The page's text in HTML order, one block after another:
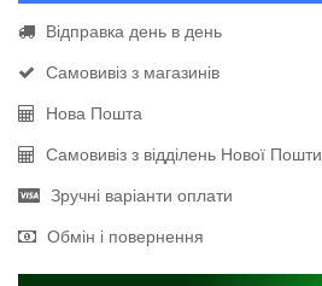
Відправка день в день
Самовивіз з магазинів
Нова Пошта
Самовивіз з відділень Нової Пошти
Зручні варіанти оплати
Обмін і повернення